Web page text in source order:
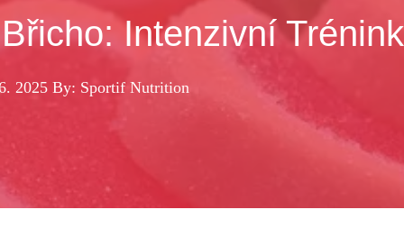
Intenzivní
2025 By: Sportif Nutrition